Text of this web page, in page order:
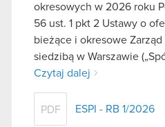
okresowych w 2026 roku
56 ust. 1 pkt 2 Ustawy o
bieżące i okresowe Zarząd
siedzibą w Warszawie
Czytaj dalej
PDF ESPI - RB 1/2026